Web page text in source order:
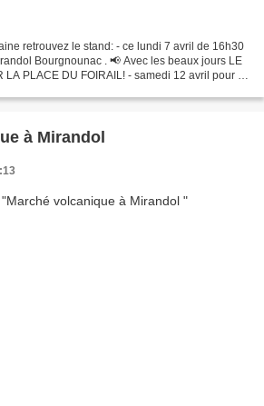
retrouvez le stand: - ce lundi 7 avril de 16h30
Bourgnounac . 📢 Avec les beaux jours LE
PLACE DU FOIRAIL! - samedi 12 avril pour la
à Mirandol